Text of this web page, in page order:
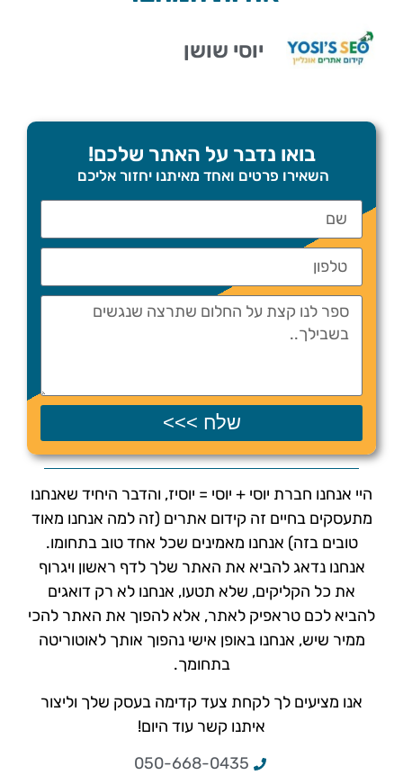
יוסי שושן
בואו נדבר על האתר שלכם!
השאירו פרטים ואחד מאיתנו יחזור אליכם
שלח >>>
היי אנחנו חברת יוסי + יוסי = יוסיז, והדבר היחיד שאנחנו
מתעסקים בחיים זה קידום אתרים (זה למה אנחנו מאוד
טובים בזה) אנחנו מאמינים שכל אחד טוב בתחומו.
אנחנו נדאג להביא את האתר שלך לדף ראשון ויגרוף
את כל הקליקים, שלא תטעו, אנחנו לא רק דואגים
להביא לכם טראפיק לאתר, אלא להפוך את האתר להכי
ממיר שיש, אנחנו באופן אישי נהפוך אותך לאוטוריטה
בתחומך.
אנו מציעים לך לקחת צעד קדימה בעסק שלך וליצור
איתנו קשר עוד היום!
050-668-0435